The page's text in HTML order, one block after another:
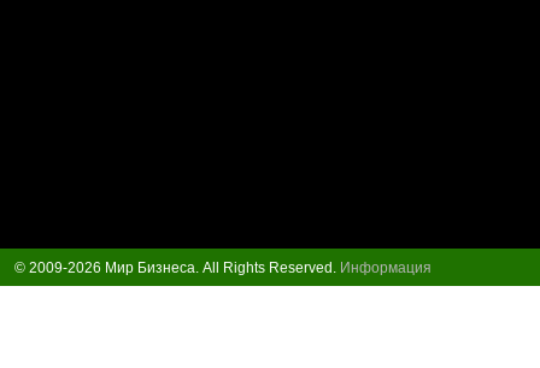
© 2009-2026 Мир Бизнеса. All Rights Reserved. Информация